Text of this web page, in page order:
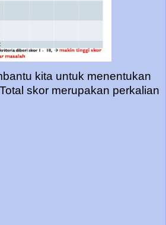
kita untuk menentukan
skor merupakan perkalian